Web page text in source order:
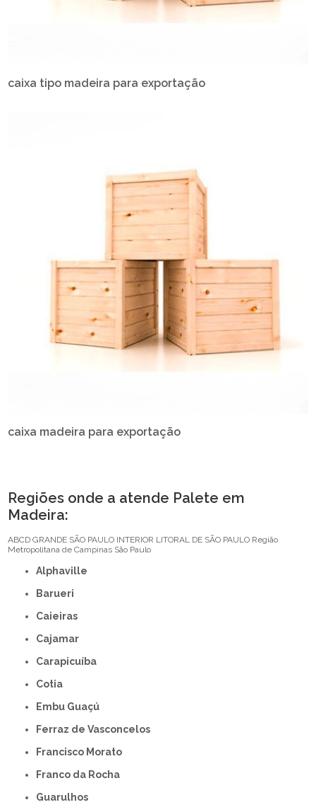
caixa tipo madeira para exportação
caixa madeira para exportação
Regiões onde a atende Palete em
Madeira:
ABCD GRANDE SÃO PAULO INTERIOR LITORAL DE SÃO PAULO Região
Metropolitana de Campinas São Paulo
Alphaville
Barueri
Caieiras
Cajamar
Carapicuíba
Cotia
Embu Guaçú
Ferraz de Vasconcelos
Francisco Morato
Franco da Rocha
Guarulhos